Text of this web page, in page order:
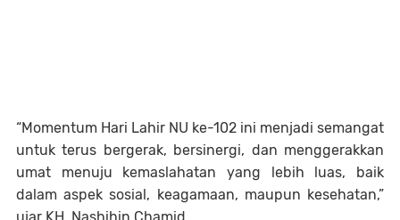
“Momentum Hari Lahir NU ke-102 ini menjadi semangat
untuk terus bergerak, bersinergi, dan menggerakkan
umat menuju kemaslahatan yang lebih luas, baik
dalam aspek sosial, keagamaan, maupun kesehatan,”